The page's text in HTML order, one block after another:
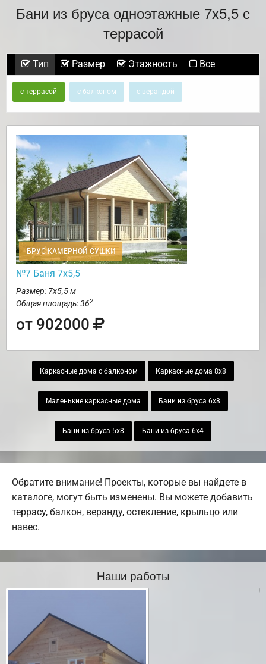
Бани из бруса одноэтажные 7х5,5 с
террасой
Тип Размер Этажность Все
с террасой с балконом с верандой
БРУС КАМЕРНОЙ СУШКИ
№7 Баня 7х5,5
Размер: 7х5,5 м
Общая площадь: 362
от 902000
Каркасные дома с балконом Каркасные дома 8х8
Маленькие каркасные дома Бани из бруса 6х8
Бани из бруса 5х8 Бани из бруса 6х4
Обратите внимание! Проекты, которые вы найдете в
каталоге, могут быть изменены. Вы можете добавить
террасу, балкон, веранду, остекление, крыльцо или
навес.
Наши работы